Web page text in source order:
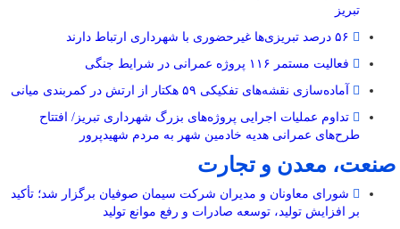
تبریز
فعالیت مستمر ۱۱۶ پروژه عمرانی در شرایط جنگی
آماده‌سازی نقشه‌های تفکیکی ۵۹ هکتار از ارتش در کمربندی میانی
تداوم عملیات اجرایی پروژه‌های بزرگ شهرداری تبریز/ افتتاح
طرح‌های عمرانی هدیه خادمین شهر به مردم شهیدپرور
صنعت، معدن و تجارت
شورای معاونان و مدیران شرکت سیمان صوفیان برگزار شد؛ تأکید
بر افزایش تولید، توسعه صادرات و رفع موانع تولید